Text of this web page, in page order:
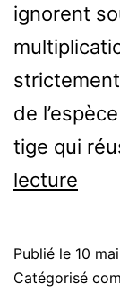
ignorent
de
tige qui
lecture
:
Publié le 10
Catégorisé